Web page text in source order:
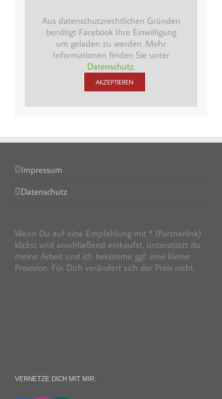
Aus datenschutzrechtlichen Gründen
benötigt Facebook Ihre Einwilligung
um geladen zu werden. Mehr
Informationen finden Sie unter
Datenschutz.
AKZEPTIEREN
Impressum
Datenschutz
Wenn Du auf eine Empfehlung mit * (Partnerlink)
klickst und anschließend einkaufst, unterstützt du
meine Arbeit und ich bekomme ggf. eine kleine
Provision. Für Dich verändert sich der Preis nicht.
VERNETZE DICH MIT MIR: